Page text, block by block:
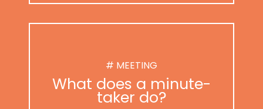
# MEETING
What does a minute-
taker do?